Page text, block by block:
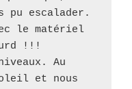
pu escalader.
le matériel
!!!
Au
et nous